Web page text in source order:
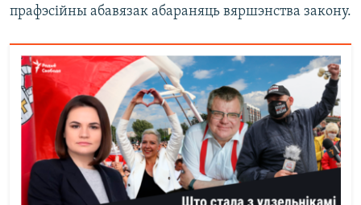
прафэсійны абавязак абараняць вяршэнства закону.